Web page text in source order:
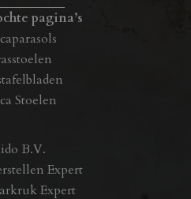
pagina’s
Stoelen
B.V.
Expert
Expert